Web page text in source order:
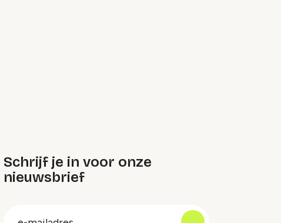
Schrijf je in voor onze
nieuwsbrief